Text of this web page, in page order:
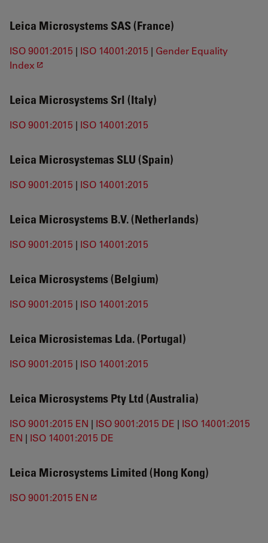
Leica Microsystems SAS (France)
ISO 9001:2015 | ISO 14001:2015 | Gender Equality
Index
Leica Microsystems Srl (Italy)
ISO 9001:2015 | ISO 14001:2015
Leica Microsystemas SLU (Spain)
ISO 9001:2015 | ISO 14001:2015
Leica Microsystems B.V. (Netherlands)
ISO 9001:2015 | ISO 14001:2015
Leica Microsystems (Belgium)
ISO 9001:2015 | ISO 14001:2015
Leica Microsistemas Lda. (Portugal)
ISO 9001:2015 | ISO 14001:2015
Leica Microsystems Pty Ltd (Australia)
ISO 9001:2015 EN | ISO 9001:2015 DE | ISO 14001:2015
EN | ISO 14001:2015 DE
Leica Microsystems Limited (Hong Kong)
ISO 9001:2015 EN